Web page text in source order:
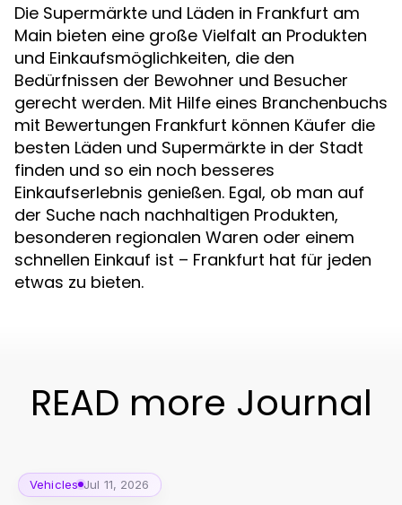
Die Supermärkte und Läden in Frankfurt am
Main bieten eine große Vielfalt an Produkten
und Einkaufsmöglichkeiten, die den
Bedürfnissen der Bewohner und Besucher
gerecht werden. Mit Hilfe eines Branchenbuchs
mit Bewertungen Frankfurt können Käufer die
besten Läden und Supermärkte in der Stadt
finden und so ein noch besseres
Einkaufserlebnis genießen. Egal, ob man auf
der Suche nach nachhaltigen Produkten,
besonderen regionalen Waren oder einem
schnellen Einkauf ist – Frankfurt hat für jeden
etwas zu bieten.
READ more Journal
Vehicles Jul 11, 2026